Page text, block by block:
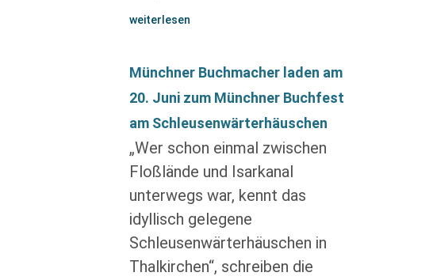
weiterlesen
Münchner Buchmacher laden am
20. Juni zum Münchner Buchfest
am Schleusenwärterhäuschen
„Wer schon einmal zwischen
Floßlände und Isarkanal
unterwegs war, kennt das
idyllisch gelegene
Schleusenwärterhäuschen in
Thalkirchen“, schreiben die